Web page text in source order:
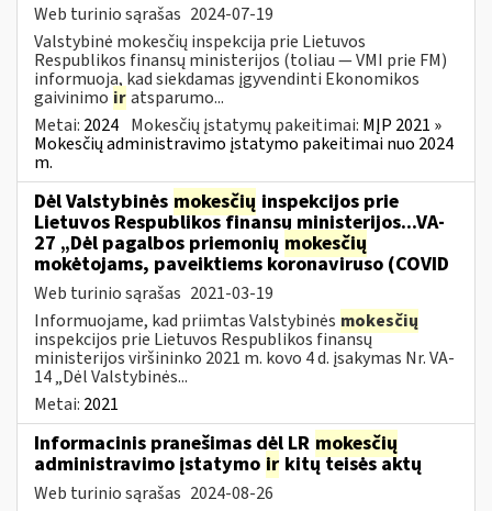
Web turinio sąrašas 2024-07-19
Valstybinė mokesčių inspekcija prie Lietuvos
Respublikos finansų ministerijos (toliau — VMI prie FM)
informuoja, kad siekdamas įgyvendinti Ekonomikos
gaivinimo iratsparumo...
Metai: 2024 Mokesčių įstatymų pakeitimai: MĮP 2021 »
Mokesčių administravimo įstatymo pakeitimai nuo 2024
m.
Dėl Valstybinės mokesčių inspekcijos prie
Lietuvos Respublikos finansų ministerijos...VA-
27 „Dėl pagalbos priemonių mokesčių
mokėtojams, paveiktiems koronaviruso (COVID
Web turinio sąrašas 2021-03-19
Informuojame, kad priimtas Valstybinės mokesčių
inspekcijos prie Lietuvos Respublikos finansų
ministerijos viršininko 2021 m. kovo 4 d. įsakymas Nr. VA-
14 „Dėl Valstybinės...
Metai: 2021
Informacinis pranešimas dėl LR mokesčių
administravimo įstatymo ir kitų teisės aktų
Web turinio sąrašas 2024-08-26